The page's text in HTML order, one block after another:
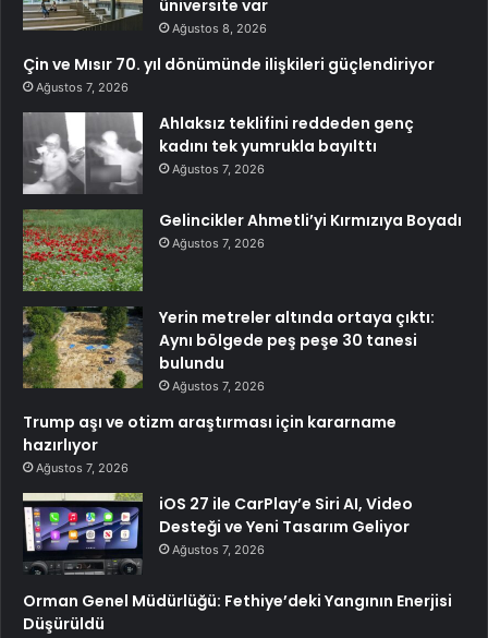
üniversite var
Ağustos 8, 2026
Çin ve Mısır 70. yıl dönümünde ilişkileri güçlendiriyor
Ağustos 7, 2026
Ahlaksız teklifini reddeden genç
kadını tek yumrukla bayılttı
Ağustos 7, 2026
Gelincikler Ahmetli’yi Kırmızıya Boyadı
Ağustos 7, 2026
Yerin metreler altında ortaya çıktı:
Aynı bölgede peş peşe 30 tanesi
bulundu
Ağustos 7, 2026
Trump aşı ve otizm araştırması için kararname
hazırlıyor
Ağustos 7, 2026
iOS 27 ile CarPlay’e Siri AI, Video
Desteği ve Yeni Tasarım Geliyor
Ağustos 7, 2026
Orman Genel Müdürlüğü: Fethiye’deki Yangının Enerjisi
Düşürüldü